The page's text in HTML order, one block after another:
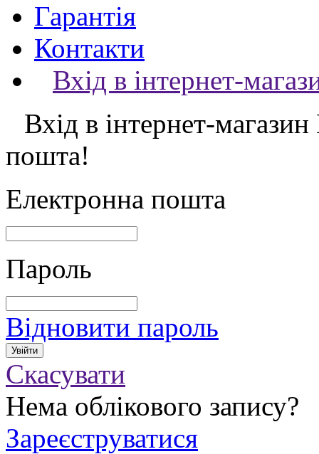
Гарантія
Контакти
Вхід в інтернет-
Вхід в інтернет-магазин
пошта!
Електронна пошта
Пароль
Відновити пароль
Скасувати
Нема облікового запису?
Зареєструватися